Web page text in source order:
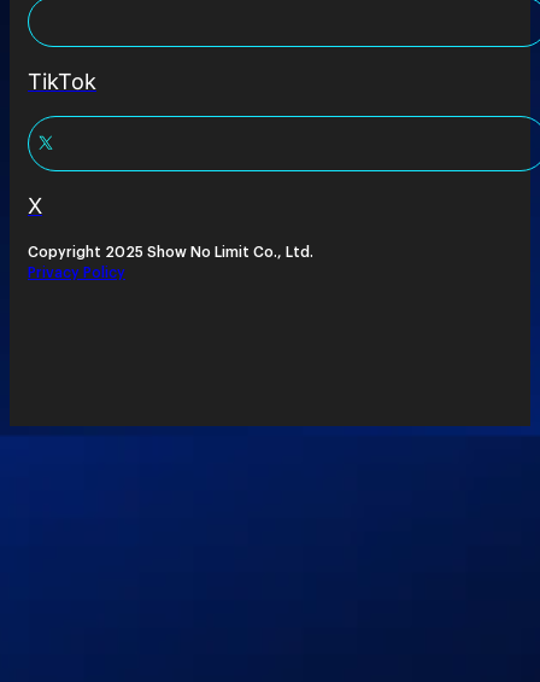
TikTok
X
Copyright 2025 Show No Limit Co., Ltd.
Privacy Policy